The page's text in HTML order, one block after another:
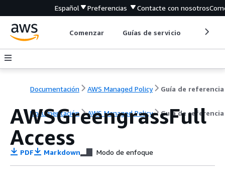
Español Preferencias Contacte con nosotros
Comenzar Guías de servicio
Documentación AWS Managed Policy Guía de referencia
Documentación AWS Managed Policy Guía de referencia
AWSGreengrassFull
Access
PDF Markdown Modo de enfoque